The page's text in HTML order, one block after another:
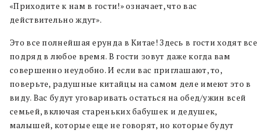
«Приходите к нам в гости!» означает, что вас
действительно ждут».
Это все полнейшая ерунда в Китае! Здесь в гости ходят все
подряд в любое время. В гости зовут даже когда вам
совершенно неудобно. И если вас приглашают, то,
поверьте, радушные китайцы на самом деле имеют это в
виду. Вас будут уговаривать остаться на обед/ужин всей
семьей, включая стареньких бабушек и дедушек,
малышей, которые еще не говорят, но которые будут